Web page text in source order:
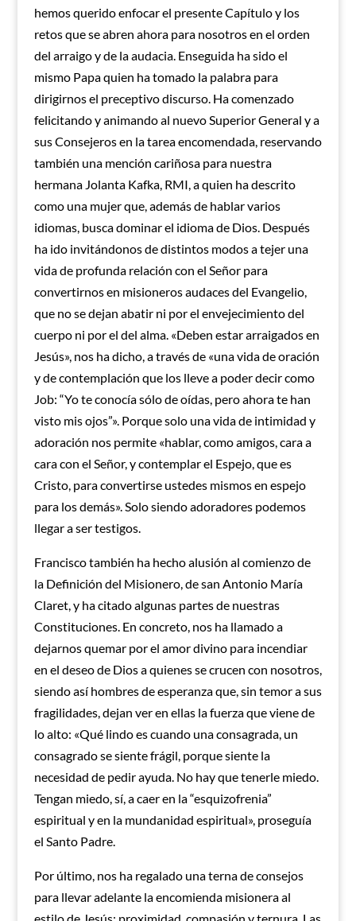
hemos querido enfocar el presente Capítulo y los
retos que se abren ahora para nosotros en el orden
del arraigo y de la audacia. Enseguida ha sido el
mismo Papa quien ha tomado la palabra para
dirigirnos el preceptivo discurso. Ha comenzado
felicitando y animando al nuevo Superior General y a
sus Consejeros en la tarea encomendada, reservando
también una mención cariñosa para nuestra
hermana Jolanta Kafka, RMI, a quien ha descrito
como una mujer que, además de hablar varios
idiomas, busca dominar el idioma de Dios. Después
ha ido invitándonos de distintos modos a tejer una
vida de profunda relación con el Señor para
convertirnos en misioneros audaces del Evangelio,
que no se dejan abatir ni por el envejecimiento del
cuerpo ni por el del alma. «Deben estar arraigados en
Jesús», nos ha dicho, a través de «una vida de oración
y de contemplación que los lleve a poder decir como
Job: “Yo te conocía sólo de oídas, pero ahora te han
visto mis ojos”». Porque solo una vida de intimidad y
adoración nos permite «hablar, como amigos, cara a
cara con el Señor, y contemplar el Espejo, que es
Cristo, para convertirse ustedes mismos en espejo
para los demás». Solo siendo adoradores podemos
llegar a ser testigos.
Francisco también ha hecho alusión al comienzo de
la Definición del Misionero, de san Antonio María
Claret, y ha citado algunas partes de nuestras
Constituciones. En concreto, nos ha llamado a
dejarnos quemar por el amor divino para incendiar
en el deseo de Dios a quienes se crucen con nosotros,
siendo así hombres de esperanza que, sin temor a sus
fragilidades, dejan ver en ellas la fuerza que viene de
lo alto: «Qué lindo es cuando una consagrada, un
consagrado se siente frágil, porque siente la
necesidad de pedir ayuda. No hay que tenerle miedo.
Tengan miedo, sí, a caer en la “esquizofrenia”
espiritual y en la mundanidad espiritual», proseguía
el Santo Padre.
Por último, nos ha regalado una terna de consejos
para llevar adelante la encomienda misionera al